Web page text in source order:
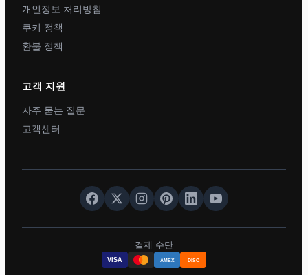
개인정보 처리방침
쿠키 정책
환불 정책
고객 지원
자주 묻는 질문
고객센터
결제 수단
VISA AMEX DISC